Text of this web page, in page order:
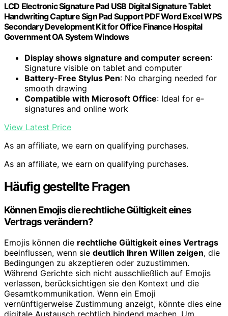
LCD Electronic Signature Pad USB Digital Signature Tablet
Handwriting Capture Sign Pad Support PDF Word Excel WPS
Secondary Development Kit for Office Finance Hospital
Government OA System Windows
Display shows signature and computer screen:
Signature visible on tablet and computer
Battery-Free Stylus Pen: No charging needed for
smooth drawing
Compatible with Microsoft Office: Ideal for e-
signatures and online work
View Latest Price
As an affiliate, we earn on qualifying purchases.
As an affiliate, we earn on qualifying purchases.
Häufig gestellte Fragen
Können Emojis die rechtliche Gültigkeit eines
Vertrags verändern?
Emojis können die rechtliche Gültigkeit eines Vertrags
beeinflussen, wenn sie deutlich Ihren Willen zeigen, die
Bedingungen zu akzeptieren oder zuzustimmen.
Während Gerichte sich nicht ausschließlich auf Emojis
verlassen, berücksichtigen sie den Kontext und die
Gesamtkommunikation. Wenn ein Emoji
vernünftigerweise Zustimmung anzeigt, könnte dies eine
digitale Austausch rechtlich bindend machen. Um